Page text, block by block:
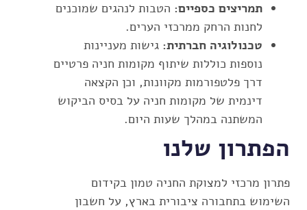
תמריצים כספיים: הטבות לנהגים שמוכנים
לחנות הרחק ממרכזי הערים.
טכנולוגיה חברתית: גישות מעניינות
נוספות כוללות שיתוף מקומות חניה פרטיים
דרך פלטפורמות מקוונות, וכן הקצאה
דינמית של מקומות חניה על בסיס הביקוש
המשתנה במהלך שעות היום.
הפתרון שלנו
פתרון מרכזי למצוקת החניה טמון בקידום
השימוש בתחבורה ציבורית בארץ, על חשבון